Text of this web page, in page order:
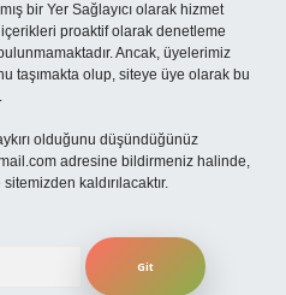
bir Yer Sağlayıcı olarak hizmet
proaktif olarak denetleme
Ancak, üyelerimiz
taşımakta olup, siteye üye olarak bu
olduğunu düşündüğünüz
adresine bildirmeniz halinde,
kaldırılacaktır.